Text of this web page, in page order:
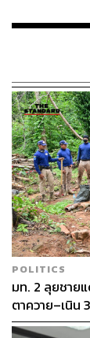
เรือนไทยที่ถู
POLITICS
มท. 2 ลุยชาย
ตาควาย–เนิน